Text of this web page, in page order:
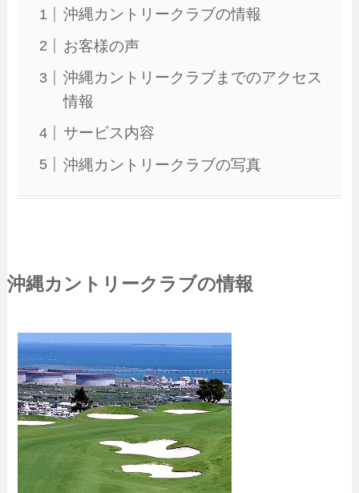
沖縄カントリークラブの情報
お客様の声
沖縄カントリークラブまでのアクセス
情報
サービス内容
沖縄カントリークラブの写真
沖縄カントリークラブの情報